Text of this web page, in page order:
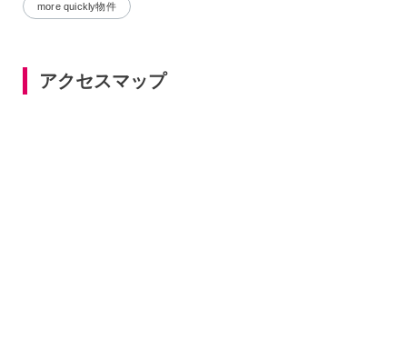
more quickly物件
アクセスマップ